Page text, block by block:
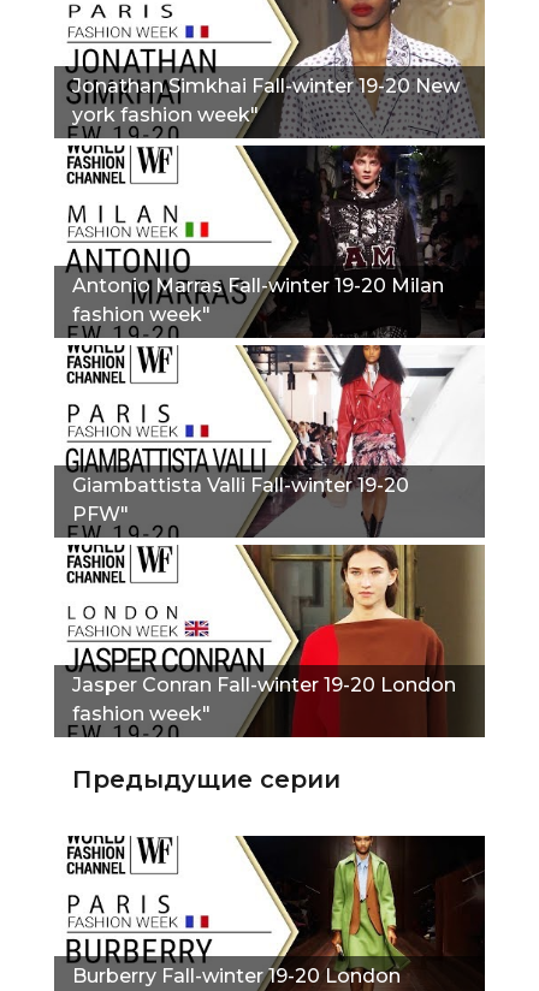
Jonathan Simkhai Fall-winter 19-20 New
york fashion week"
Antonio Marras Fall-winter 19-20 Milan
fashion week"
Giambattista Valli Fall-winter 19-20
PFW"
Jasper Conran Fall-winter 19-20 London
fashion week"
Предыдущие серии
Burberry Fall-winter 19-20 London